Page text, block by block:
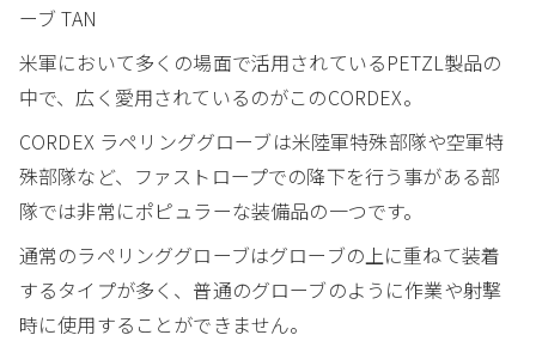
ーブ TAN
米軍において多くの場面で活用されているPETZL製品の
中で、広く愛用されているのがこのCORDEX。
CORDEX ラペリンググローブは米陸軍特殊部隊や空軍特
殊部隊など、ファストロープでの降下を行う事がある部
隊では非常にポピュラーな装備品の一つです。
通常のラペリンググローブはグローブの上に重ねて装着
するタイプが多く、普通のグローブのように作業や射撃
時に使用することができません。